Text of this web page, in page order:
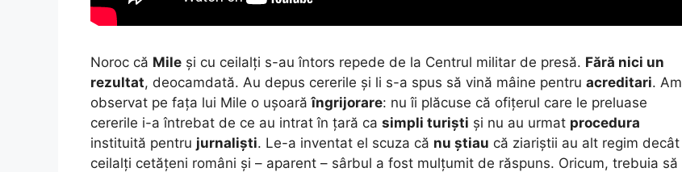
Noroc că Mile și cu ceilalți s-au întors repede de la Centrul militar de presă. Fără nici un
rezultat, deocamdată. Au depus cererile și li s-a spus să vină mâine pentru acreditari. Am
observat pe fața lui Mile o ușoarăîngrijorare: nu îi plăcuse că ofițerul care le preluase
cererile i-a întrebat de ce au intrat în țară ca simpli turiști și nu au urmat procedura
instituită pentru jurnaliști. Le-a inventat el scuza că nu știau că ziariștii au alt regim decât
ceilalți cetățeni români și – aparent – sârbul a fost mulțumit de răspuns. Oricum, trebuia să